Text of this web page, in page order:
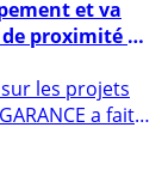
proximité en
a fait